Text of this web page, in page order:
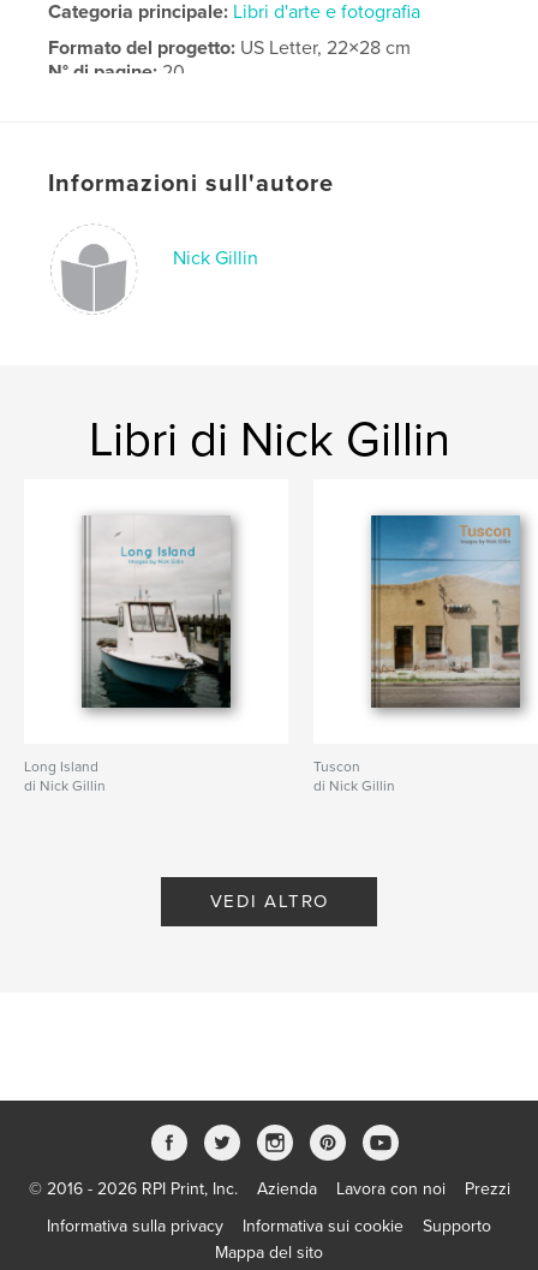
Categoria principale: Libri d'arte e fotografia
Formato del progetto: US Letter, 22×28 cm
N° di pagine: 20
Informazioni sull'autore
Nick Gillin
Libri di Nick Gillin
Long Island
di Nick Gillin
Tuscon
di Nick Gillin
VEDI ALTRO
© 2016 - 2026 RPI Print, Inc. Azienda Lavora con noi
Prezzi
Informativa sulla privacy
Informativa sui cookie
Supporto
Mappa del sito